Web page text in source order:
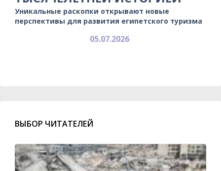
Уникальные раскопки открывают новые
перспективы для развития египетского туризма
05.07.2026
ВЫБОР ЧИТАТЕЛЕЙ